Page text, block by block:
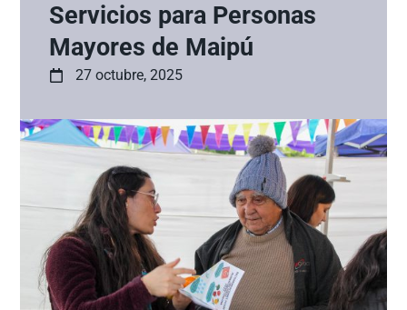
Servicios para Personas
Mayores de Maipú
27 octubre, 2025